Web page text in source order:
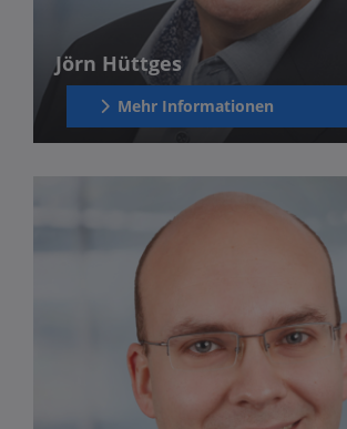
Jörn Hüttges
Mehr Informationen